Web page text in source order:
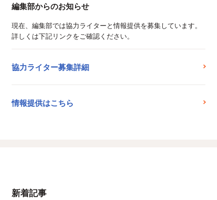
編集部からのお知らせ
現在、編集部では協力ライターと情報提供を募集しています。
詳しくは下記リンクをご確認ください。
協力ライター募集詳細
情報提供はこちら
新着記事